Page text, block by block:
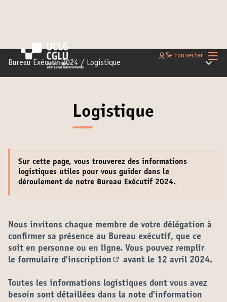
Se connecter
Bureau Exécutif 2024 / Logistique Menu
Logistique
Sur cette page, vous trouverez des informations
logistiques utiles pour vous guider dans le
déroulement de notre Bureau Exécutif 2024.
Nous invitons chaque membre de votre délégation à
confirmer sa présence au Bureau exécutif, que ce
soit en personne ou en ligne. Vous pouvez remplir
le formulaire d'inscription avant le 12 avril 2024.
Toutes les informations logistiques dont vous avez
besoin sont détaillées dans la note d'information